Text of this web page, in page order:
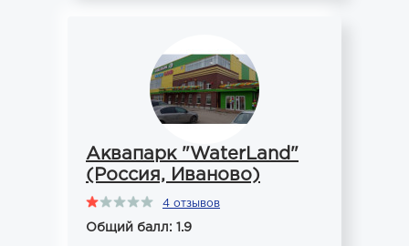
Аквапарк "WaterLand"
(Россия, Иваново)
4 отзывов
Общий балл: 1.9